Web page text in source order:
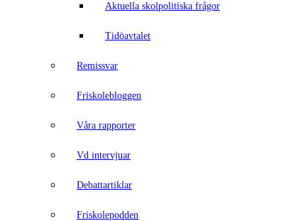
Aktuella skolpolitiska frågor
Tidöavtalet
Remissvar
Friskolebloggen
Våra rapporter
Vd intervjuar
Debattartiklar
Friskolepodden